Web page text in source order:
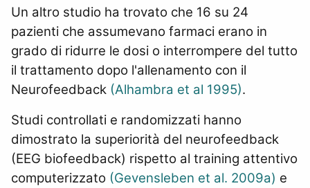
Un altro studio ha trovato che 16 su 24
pazienti che assumevano farmaci erano in
grado di ridurre le dosi o interrompere del tutto
il trattamento dopo l'allenamento con il
Neurofeedback (Alhambra et al 1995).
Studi controllati e randomizzati hanno
dimostrato la superiorità del neurofeedback
(EEG biofeedback) rispetto al training attentivo
computerizzato (Gevensleben et al. 2009a) e